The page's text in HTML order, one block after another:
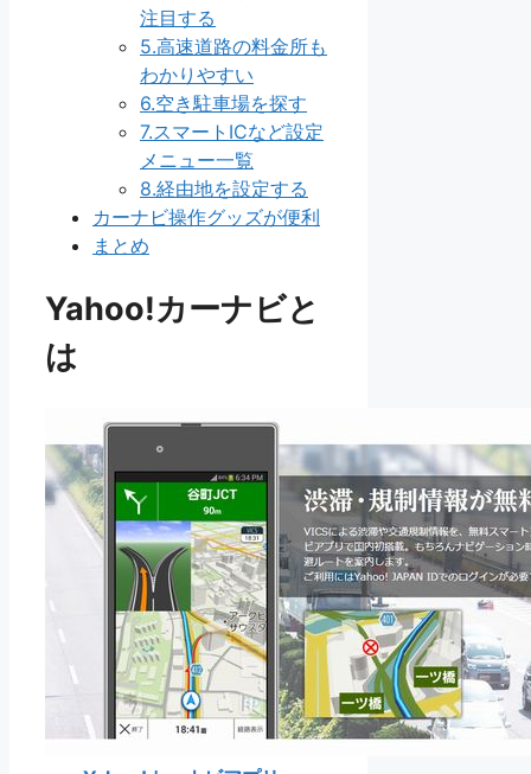
注目する
5.高速道路の料金所も
わかりやすい
6.空き駐車場を探す
7.スマートICなど設定
メニュー一覧
8.経由地を設定する
カーナビ操作グッズが便利
まとめ
Yahoo!カーナビと
は